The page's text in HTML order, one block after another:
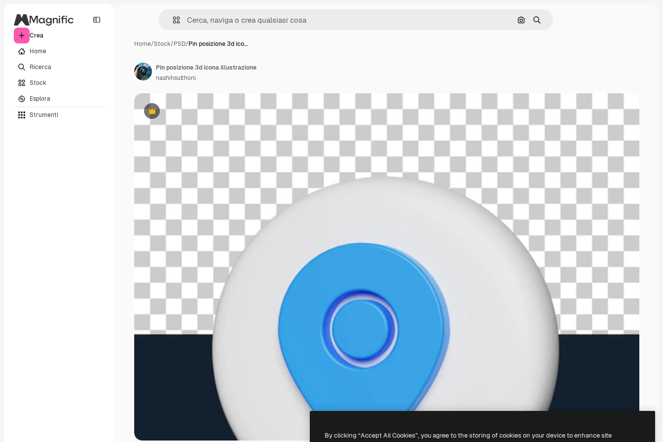
Crea
Home
Ricerca
Stock
Esplora
Strumenti
Cerca per immagine
Ricerca
Home/Stock/PSD/Pin posizione 3d ico…
Premium
Pin posizione 3d icona illustrazione
nashihsulthoni
By clicking “Accept All Cookies”, you agree to the storing of cookies on your device to enhance site